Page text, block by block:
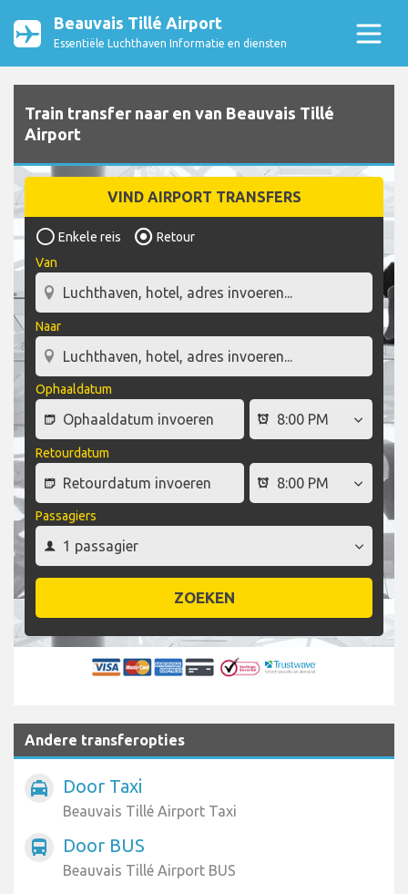
Beauvais Tillé Airport
Essentiële Luchthaven Informatie en diensten
Train transfer naar en van Beauvais Tillé
Airport
VIND AIRPORT TRANSFERS
Enkele reis
Retour
Van
Naar
Ophaaldatum
Retourdatum
Passagiers
ZOEKEN
Andere transferopties
local_taxi Door Taxi
Beauvais Tillé Airport Taxi
directions_bus Door BUS
Beauvais Tillé Airport BUS